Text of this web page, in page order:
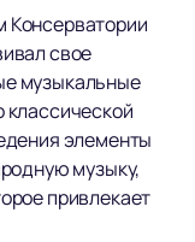
Консерватории
свое
музыкальные
классической
элементы
музыку,
привлекает